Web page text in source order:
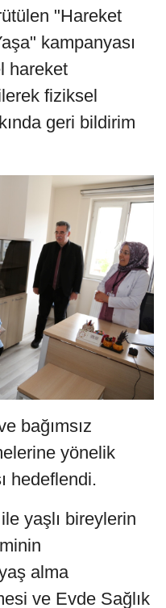
"Hareket
kampanyası
hareket
fiziksel
geri bildirim
bağımsız
yönelik
hedeflendi.
yaşlı bireylerin
alma
ve Evde Sağlık